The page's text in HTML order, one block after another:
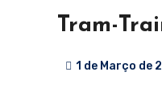
Tram-
1 de Março de